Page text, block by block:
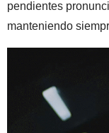
pendientes
manteniendo